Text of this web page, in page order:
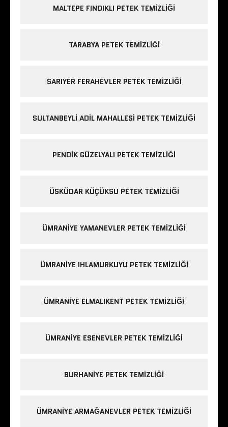
MALTEPE FINDIKLI PETEK TEMIZLIĞI
TARABYA PETEK TEMIZLIĞI
SARIYER FERAHEVLER PETEK TEMIZLIĞI
SULTANBEYLI ADIL MAHALLESI PETEK TEMIZLIĞI
PENDIK GÜZELYALI PETEK TEMIZLIĞI
ÜSKÜDAR KÜÇÜKSU PETEK TEMIZLIĞI
ÜMRANIYE YAMANEVLER PETEK TEMIZLIĞI
ÜMRANIYE IHLAMURKUYU PETEK TEMIZLIĞI
ÜMRANIYE ELMALIKENT PETEK TEMIZLIĞI
ÜMRANIYE ESENEVLER PETEK TEMIZLIĞI
BURHANIYE PETEK TEMIZLIĞI
ÜMRANIYE ARMAĞANEVLER PETEK TEMIZLIĞI